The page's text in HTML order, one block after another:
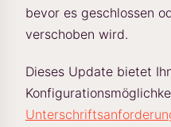
bevor es geschlossen
verschoben wird.
Dieses Update bietet